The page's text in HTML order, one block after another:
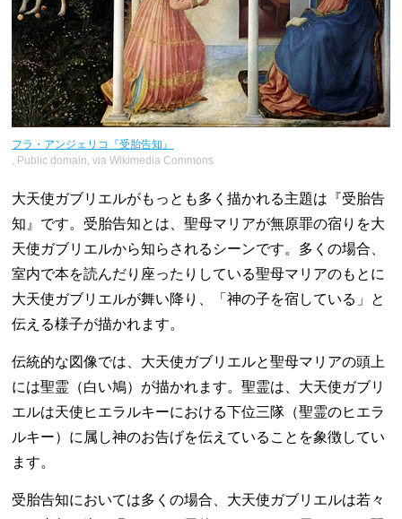
フラ・アンジェリコ『受胎告知』
, Public domain, via Wikimedia Commons
大天使ガブリエルがもっとも多く描かれる主題は『受胎告
知』です。受胎告知とは、聖母マリアが無原罪の宿りを大
天使ガブリエルから知らされるシーンです。多くの場合、
室内で本を読んだり座ったりしている聖母マリアのもとに
大天使ガブリエルが舞い降り、「神の子を宿している」と
伝える様子が描かれます。
伝統的な図像では、大天使ガブリエルと聖母マリアの頭上
には聖霊（白い鳩）が描かれます。聖霊は、大天使ガブリ
エルは天使ヒエラルキーにおける下位三隊（聖霊のヒエラ
ルキー）に属し神のお告げを伝えていることを象徴してい
ます。
受胎告知においては多くの場合、大天使ガブリエルは若々